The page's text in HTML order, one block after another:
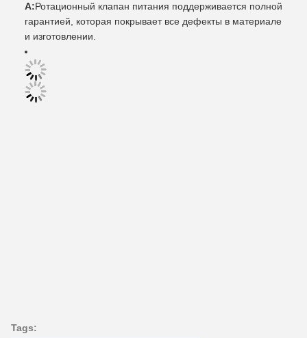
А:Ротационный клапан питания поддерживается полной
гарантией, которая покрывает все дефекты в материале
и изготовлении.
Tags: